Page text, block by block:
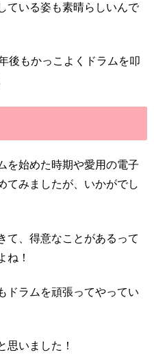
ている姿も素晴らしいんで
後もかっこよくドラムを叩
を始めた時期や愛用の電子
てみましたが、いかがでし
て、得意なことがあるって
ね！
ドラムを頑張ってやってい
思いました！